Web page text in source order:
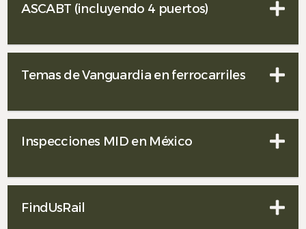
ASCABT (incluyendo 4 puertos)
Temas de Vanguardia en ferrocarriles
Inspecciones MID en México
FindUsRail